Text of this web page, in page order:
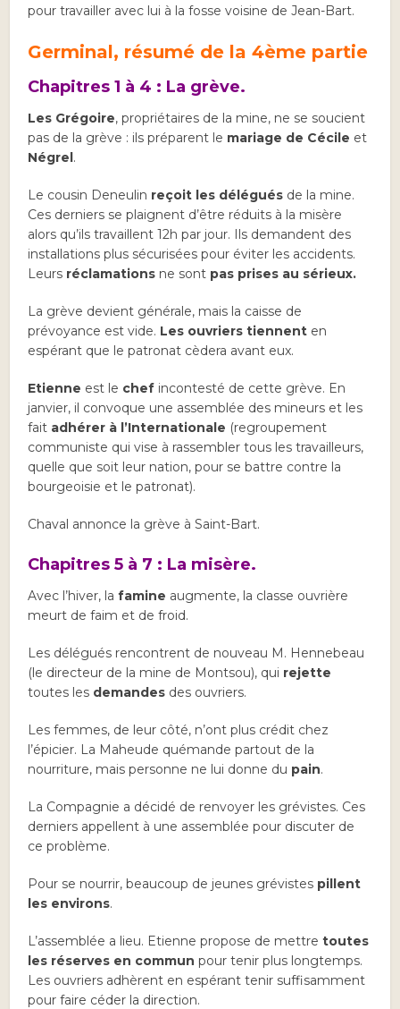
pour travailler avec lui à la fosse voisine de Jean-Bart.
Germinal, résumé de la 4ème partie
Chapitres 1 à 4 : La grève.
Les Grégoire, propriétaires de la mine, ne se soucient
pas de la grève : ils préparent le mariage de Cécile et
Négrel.
Le cousin Deneulin reçoit les délégués de la mine.
Ces derniers se plaignent d’être réduits à la misère
alors qu’ils travaillent 12h par jour. Ils demandent des
installations plus sécurisées pour éviter les accidents.
Leurs réclamations ne sont pas prises au sérieux.
La grève devient générale, mais la caisse de
prévoyance est vide. Les ouvriers tiennent en
espérant que le patronat cèdera avant eux.
Etienne est le chef incontesté de cette grève. En
janvier, il convoque une assemblée des mineurs et les
fait adhérer à l’Internationale (regroupement
communiste qui vise à rassembler tous les travailleurs,
quelle que soit leur nation, pour se battre contre la
bourgeoisie et le patronat).
Chaval annonce la grève à Saint-Bart.
Chapitres 5 à 7 : La misère.
Avec l’hiver, lafamine augmente, la classe ouvrière
meurt de faim et de froid.
Les délégués rencontrent de nouveau M. Hennebeau
(le directeur de la mine de Montsou), qui rejette
toutes les demandes des ouvriers.
Les femmes, de leur côté, n’ont plus crédit chez
l’épicier. La Maheude quémande partout de la
nourriture, mais personne ne lui donne du pain.
La Compagnie a décidé de renvoyer les grévistes. Ces
derniers appellent à une assemblée pour discuter de
ce problème.
Pour se nourrir, beaucoup de jeunes grévistes pillent
les environs.
L’assemblée a lieu. Etienne propose de mettretoutes
les réserves en commun pour tenir plus longtemps.
Les ouvriers adhèrent en espérant tenir suffisamment
pour faire céder la direction.